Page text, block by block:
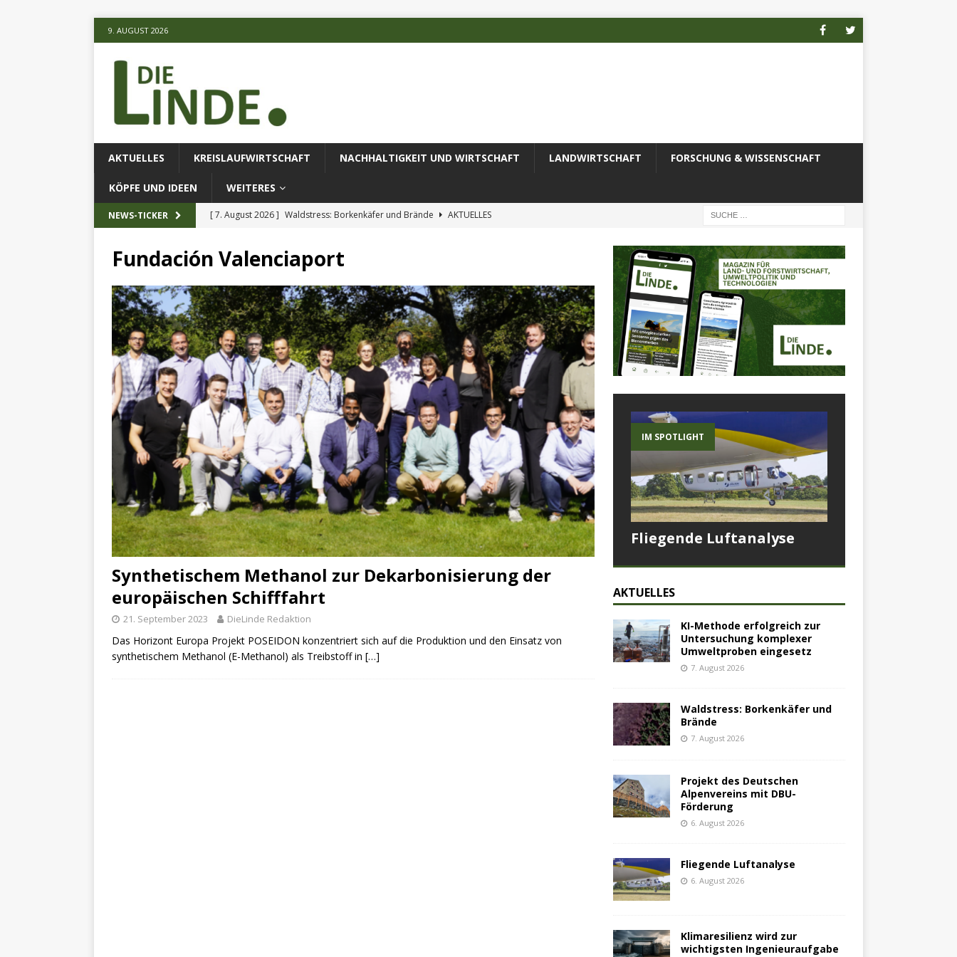
9. AUGUST 2026
AKTUELLES KREISLAUFWIRTSCHAFT NACHHALTIGKEIT UND WIRTSCHAFT LANDWIRTSCHAFT FORSCHUNG & WISSENSCHAFT
KÖPFE UND IDEEN WEITERES
NEWS-TICKER [ 7. August 2026 ] Waldstress: Borkenkäfer und Brände
AKTUELLES
[ 7. August 2026 ]
KI-Methode erfolgreich zur Untersuchung komplexer Umweltproben
eingesetz
AKTUELLES
Fundación Valenciaport
Synthetischem Methanol zur Dekarbonisierung der
europäischen Schifffahrt
21. September 2023 DieLinde Redaktion
Das Horizont Europa Projekt POSEIDON konzentriert sich auf die Produktion und den Einsatz von
synthetischem Methanol (E-Methanol) als Treibstoff in […]
IM SPOTLIGHT
Fliegende Luftanalyse
AKTUELLES
KI-Methode erfolgreich zur
Untersuchung komplexer
Umweltproben eingesetz
7. August 2026
Waldstress: Borkenkäfer und
Brände
7. August 2026
Projekt des Deutschen
Alpenvereins mit DBU-
Förderung
6. August 2026
Fliegende Luftanalyse
6. August 2026
Klimaresilienz wird zur
wichtigsten Ingenieuraufgabe